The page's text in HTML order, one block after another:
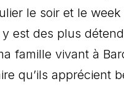
le soir et le
est des plus
famille vivant à
qu’ils apprécient